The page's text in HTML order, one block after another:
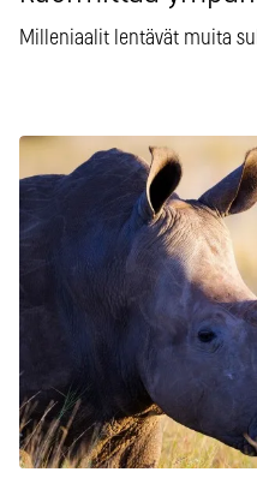
Milleniaalit lentävät muita